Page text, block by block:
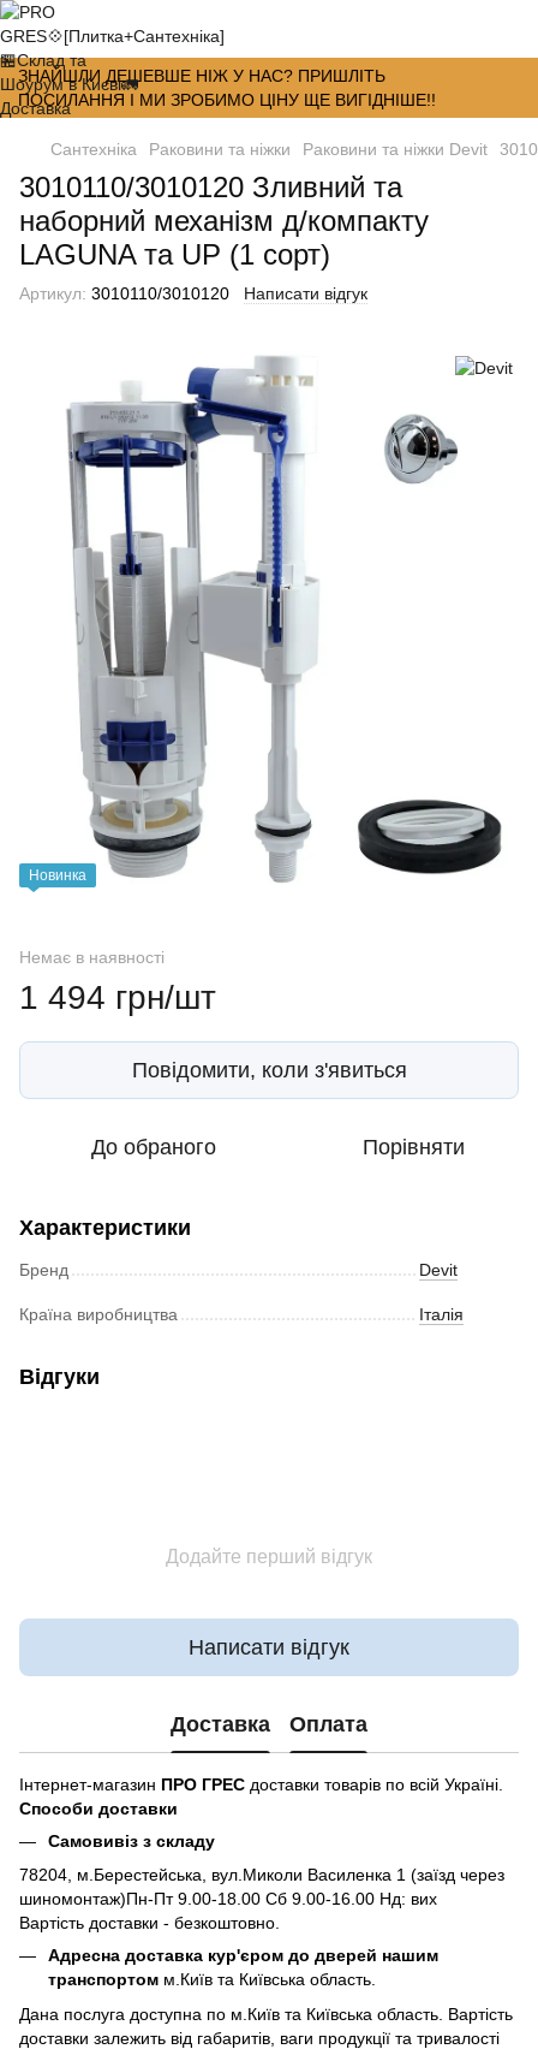
ЗНАЙШЛИ ДЕШЕВШЕ НІЖ У НАС? ПРИШЛІТЬ
ПОСИЛАННЯ І МИ ЗРОБИМО ЦІНУ ЩЕ ВИГІДНІШЕ!!
Сантехніка Раковини та ніжки Раковини та ніжки Devit
3010110/3010120 Зливний та
наборний механізм д/компакту
LAGUNA та UP (1 сорт)
Артикул: 3010110/3010120 Написати відгук
Новинка
Немає в наявності
1 494 грн/шт
Повідомити, коли з'явиться
До обраного Порівняти
Характеристики
Бренд Devit
Країна виробництва Італія
Відгуки
Додайте перший відгук
Написати відгук
Доставка Оплата
Інтернет-магазин ПРО ГРЕС доставки товарів по всій Україні.
Способи доставки
Самовивіз з складу
78204, м.Берестейська, вул.Миколи Василенка 1 (заїзд через
шиномонтаж)Пн-Пт 9.00-18.00 Сб 9.00-16.00 Нд: вих
Вартість доставки - безкоштовно.
Адресна доставка кур'єром до дверей нашим
транспортом м.Київ та Київська область.
Дана послуга доступна по м.Київ та Київська область. Вартість
доставки залежить від габаритів, ваги продукції та тривалості